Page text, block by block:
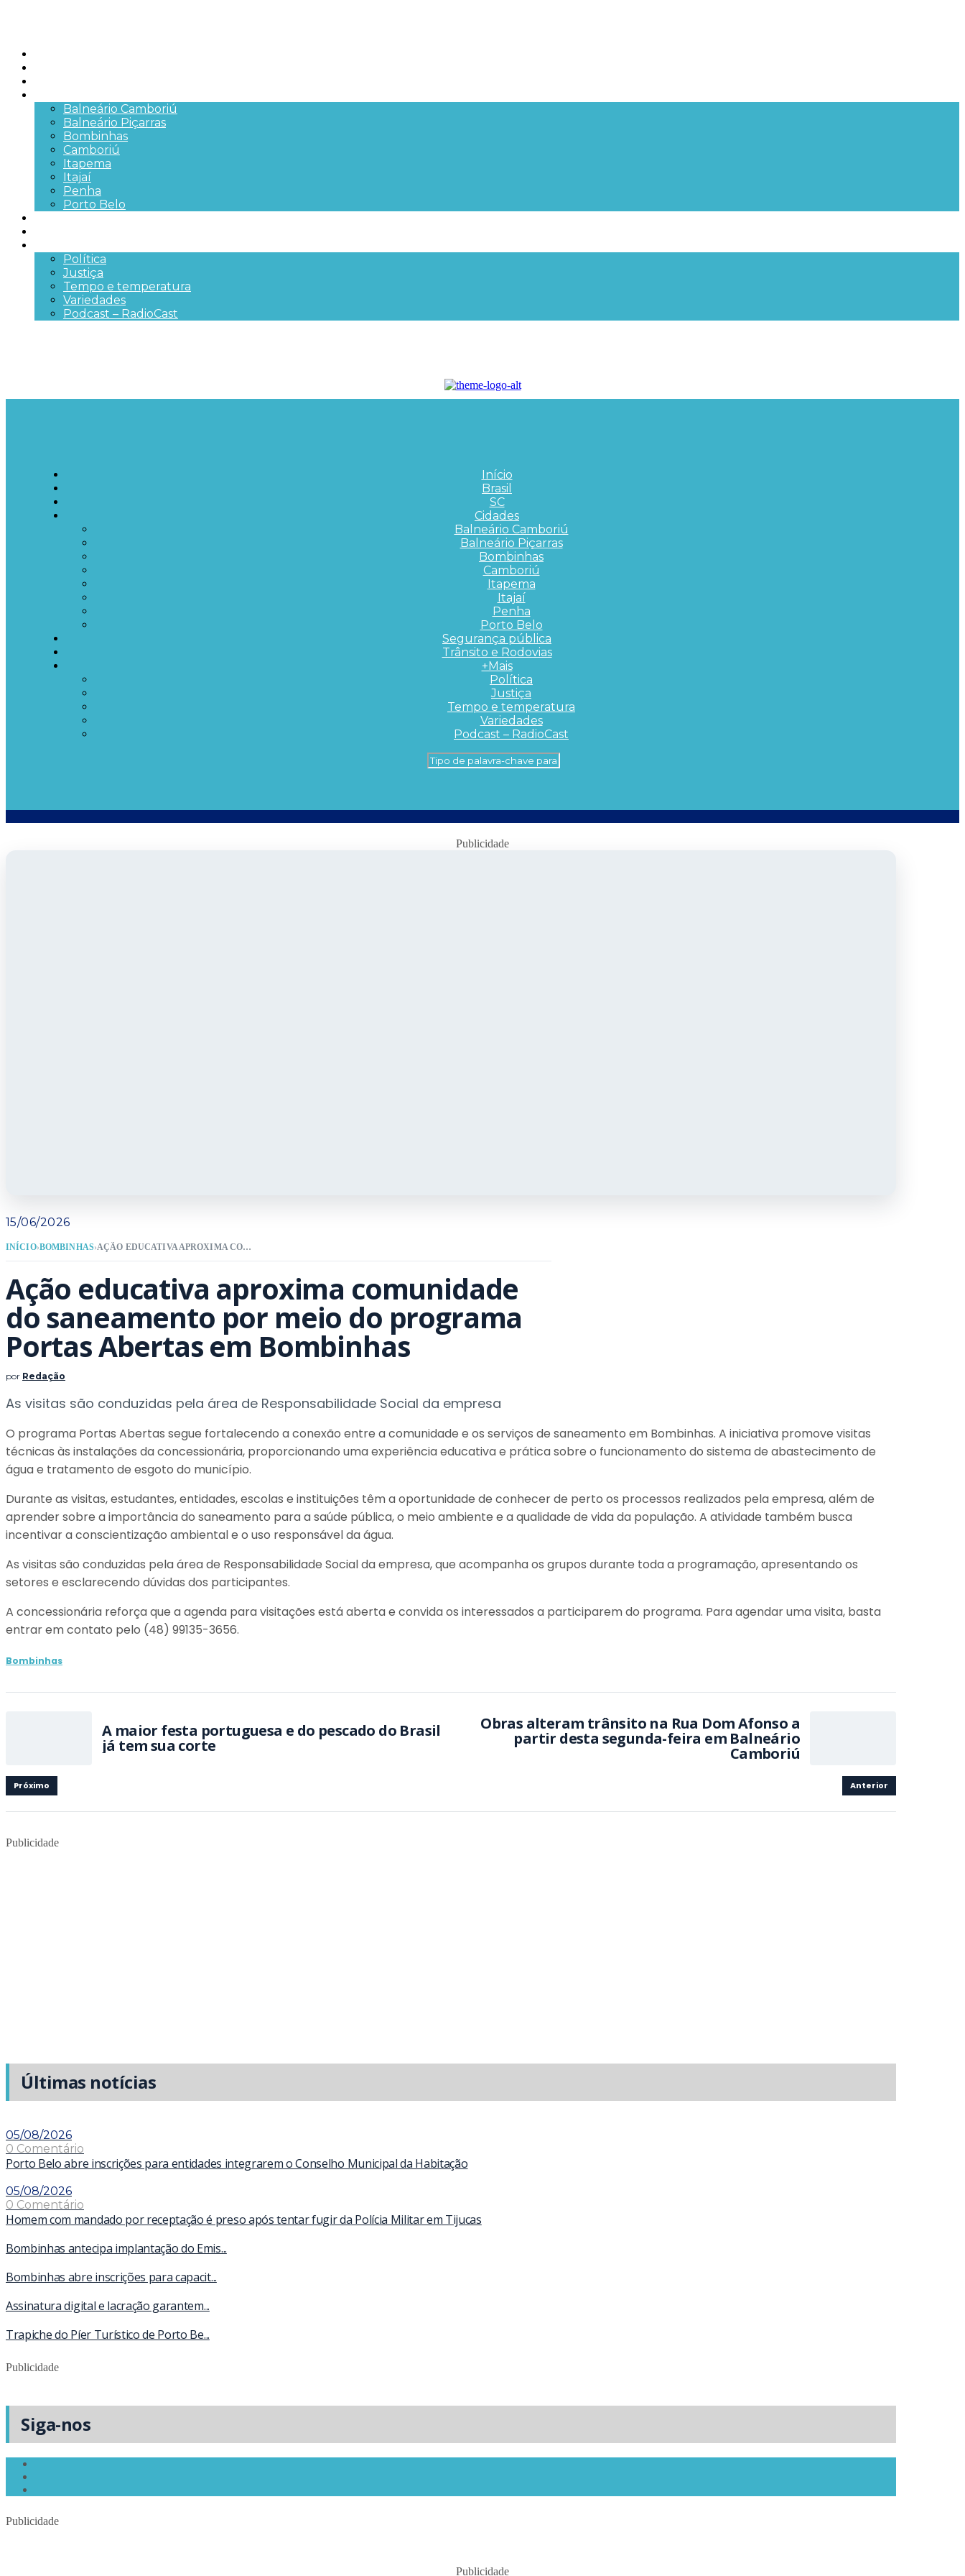
Balneário Camboriú
Balneário Piçarras
Bombinhas
Camboriú
Itapema
Itajaí
Penha
Porto Belo
Política
Justiça
Tempo e temperatura
Variedades
Podcast – RadioCast
Início
Brasil
SC
Cidades
Balneário Camboriú
Balneário Piçarras
Bombinhas
Camboriú
Itapema
Itajaí
Penha
Porto Belo
Segurança pública
Trânsito e Rodovias
+Mais
Política
Justiça
Tempo e temperatura
Variedades
Podcast – RadioCast
Publicidade
15/06/2026
INÍCIO›BOMBINHAS› AÇÃO EDUCATIVA APROXIMA COMUNIDADE DO SANEAMENTO POR MEIO DO PROGRAMA PORTAS ABERTAS EM BOMBINHAS
Ação educativa aproxima comunidade
do saneamento por meio do programa
Portas Abertas em Bombinhas
por Redação
As visitas são conduzidas pela área de Responsabilidade Social da empresa
O programa Portas Abertas segue fortalecendo a conexão entre a comunidade e os serviços de saneamento em Bombinhas. A iniciativa promove visitas
técnicas às instalações da concessionária, proporcionando uma experiência educativa e prática sobre o funcionamento do sistema de abastecimento de
água e tratamento de esgoto do município.
Durante as visitas, estudantes, entidades, escolas e instituições têm a oportunidade de conhecer de perto os processos realizados pela empresa, além de
aprender sobre a importância do saneamento para a saúde pública, o meio ambiente e a qualidade de vida da população. A atividade também busca
incentivar a conscientização ambiental e o uso responsável da água.
As visitas são conduzidas pela área de Responsabilidade Social da empresa, que acompanha os grupos durante toda a programação, apresentando os
setores e esclarecendo dúvidas dos participantes.
A concessionária reforça que a agenda para visitações está aberta e convida os interessados a participarem do programa. Para agendar uma visita, basta
entrar em contato pelo (48) 99135-3656.
Bombinhas
A maior festa portuguesa e do pescado do Brasil
já tem sua corte
Próximo
Obras alteram trânsito na Rua Dom Afonso a
partir desta segunda-feira em Balneário
Camboriú
Anterior
Publicidade
Últimas notícias
05/08/2026
0 Comentário
Porto Belo abre inscrições para entidades integrarem o Conselho Municipal da Habitação
05/08/2026
0 Comentário
Homem com mandado por receptação é preso após tentar fugir da Polícia Militar em Tijucas
Bombinhas antecipa implantação do Emis...
Bombinhas abre inscrições para capacit...
Assinatura digital e lacração garantem...
Trapiche do Píer Turístico de Porto Be...
Publicidade
Siga-nos
Publicidade
Publicidade